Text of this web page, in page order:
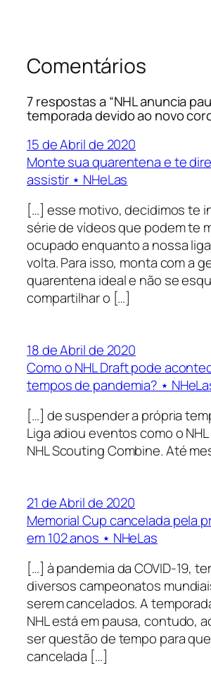
Comentários
7 respostas a “NHL anuncia
temporada devido ao novo
15 de Abril de 2020
Monte sua quarentena e te
assistir ⋆ NHeLas
[…] esse motivo, decidimos te
série de vídeos que podem te
ocupado enquanto a nossa
volta. Para isso, monta com a
quarentena ideal e não se
compartilhar o […]
18 de Abril de 2020
Como o NHL Draft pode
tempos de pandemia? ⋆
[…] de suspender a própria
Liga adiou eventos como o
NHL Scouting Combine. Até
21 de Abril de 2020
Memorial Cup cancelada pela
em 102 anos ⋆ NHeLas
[…] à pandemia da COVID-19,
diversos campeonatos
serem cancelados. A
NHL está em pausa, contudo,
ser questão de tempo para
cancelada […]